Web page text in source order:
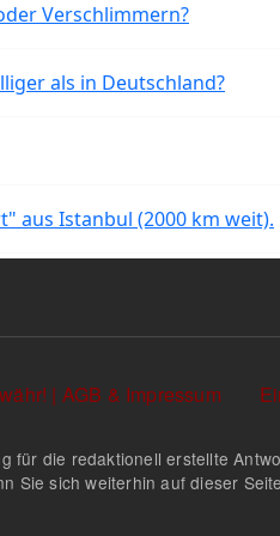
Verschlimmern?
als in Deutschland?
aus Istanbul (2000 km weit).
| AGB & Impressum
für die redaktionell erstellte
Sie sich weiterhin auf dieser